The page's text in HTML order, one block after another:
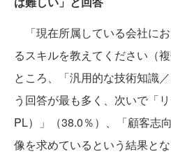
「現在所属している会社に
るスキルを教えてください（
ところ、「汎用的な技術知識
う回答が最も多く、次いで「
PL）」（38.0％）、「顧客志
像を求めているという結果とな